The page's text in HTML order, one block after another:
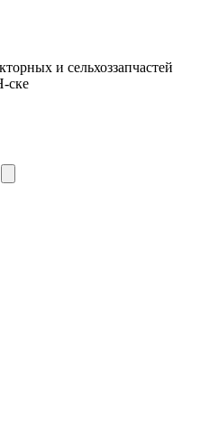
и сельхоззапчастей
ске